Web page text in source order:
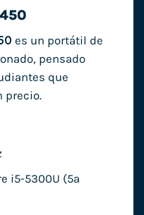
es un portátil de
pensado
que
precio.
i5-5300U (5ª